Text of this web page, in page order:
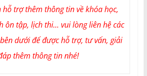
hỗ trợ thêm thông tin về khóa học,
ôn tập, lịch thi... vui lòng liên hệ các
dưới để được hỗ trợ, tư vấn, giải
thêm thông tin nhé!